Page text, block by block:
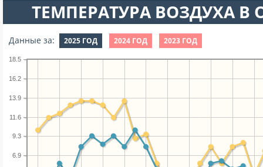
ТЕМПЕРАТУРА ВОЗДУХА В
Данные за: 2025 ГОД 2024 ГОД 2023 ГОД
6.9
9.3
11.6
13.9
16.2
18.5